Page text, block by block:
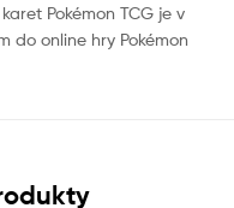
Pokémon TCG je v
do online hry Pokémon